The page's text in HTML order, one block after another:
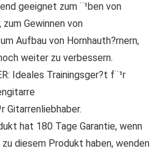
geeignet zum ¨¹ben von
Gewinnen von
Aufbau von Hornhauth?rnern,
weiter zu verbessern.
Ideales Trainingsger?t f¨¹r
Gitarrenliebhaber.
hat 180 Tage Garantie, wenn
diesem Produkt haben, wenden